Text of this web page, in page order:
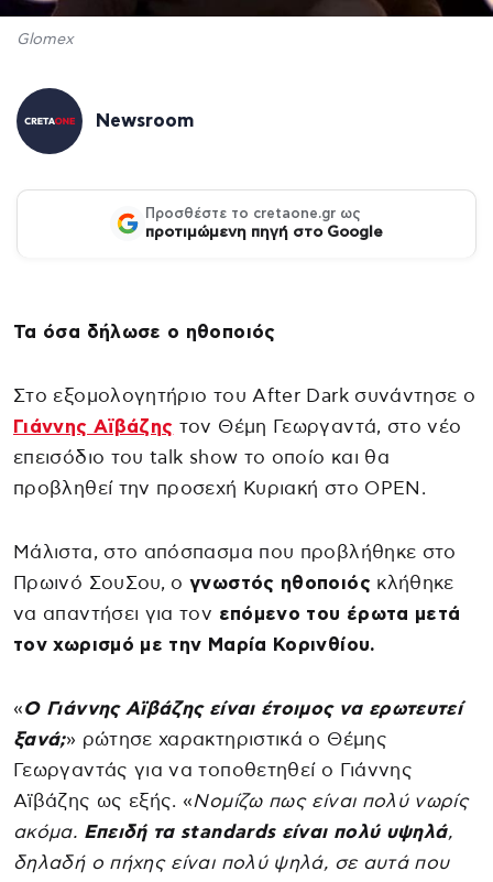
Glomex
Newsroom
Προσθέστε το cretaone.gr ως
προτιμώμενη πηγή στο Google
Τα όσα δήλωσε ο ηθοποιός
Στο εξομολογητήριο του After Dark συνάντησε ο
Γιάννης Αϊβάζης τον Θέμη Γεωργαντά, στο νέο
επεισόδιο του talk show το οποίο και θα
προβληθεί την προσεχή Κυριακή στο OPEN.
Μάλιστα, στο απόσπασμα που προβλήθηκε στο
Πρωινό ΣουΣου, ογνωστός ηθοποιόςκλήθηκε
να απαντήσει για τον επόμενο του έρωτα μετά
τον χωρισμό με την Μαρία Κορινθίου.
«Ο Γιάννης Αϊβάζης είναι έτοιμος να ερωτευτεί
ξανά;» ρώτησε χαρακτηριστικά ο Θέμης
Γεωργαντάς για να τοποθετηθεί ο Γιάννης
Αϊβάζης ως εξής. «Νομίζω πως είναι πολύ νωρίς
ακόμα. Επειδή τα standards είναι πολύ υψηλά,
δηλαδή ο πήχης είναι πολύ ψηλά, σε αυτά που